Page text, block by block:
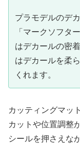
プラモデルのデ
「マークソフタ
はデカールの密
はデカールを柔
くれます。
カッティングマッ
カットや位置調整
シールを押さえな